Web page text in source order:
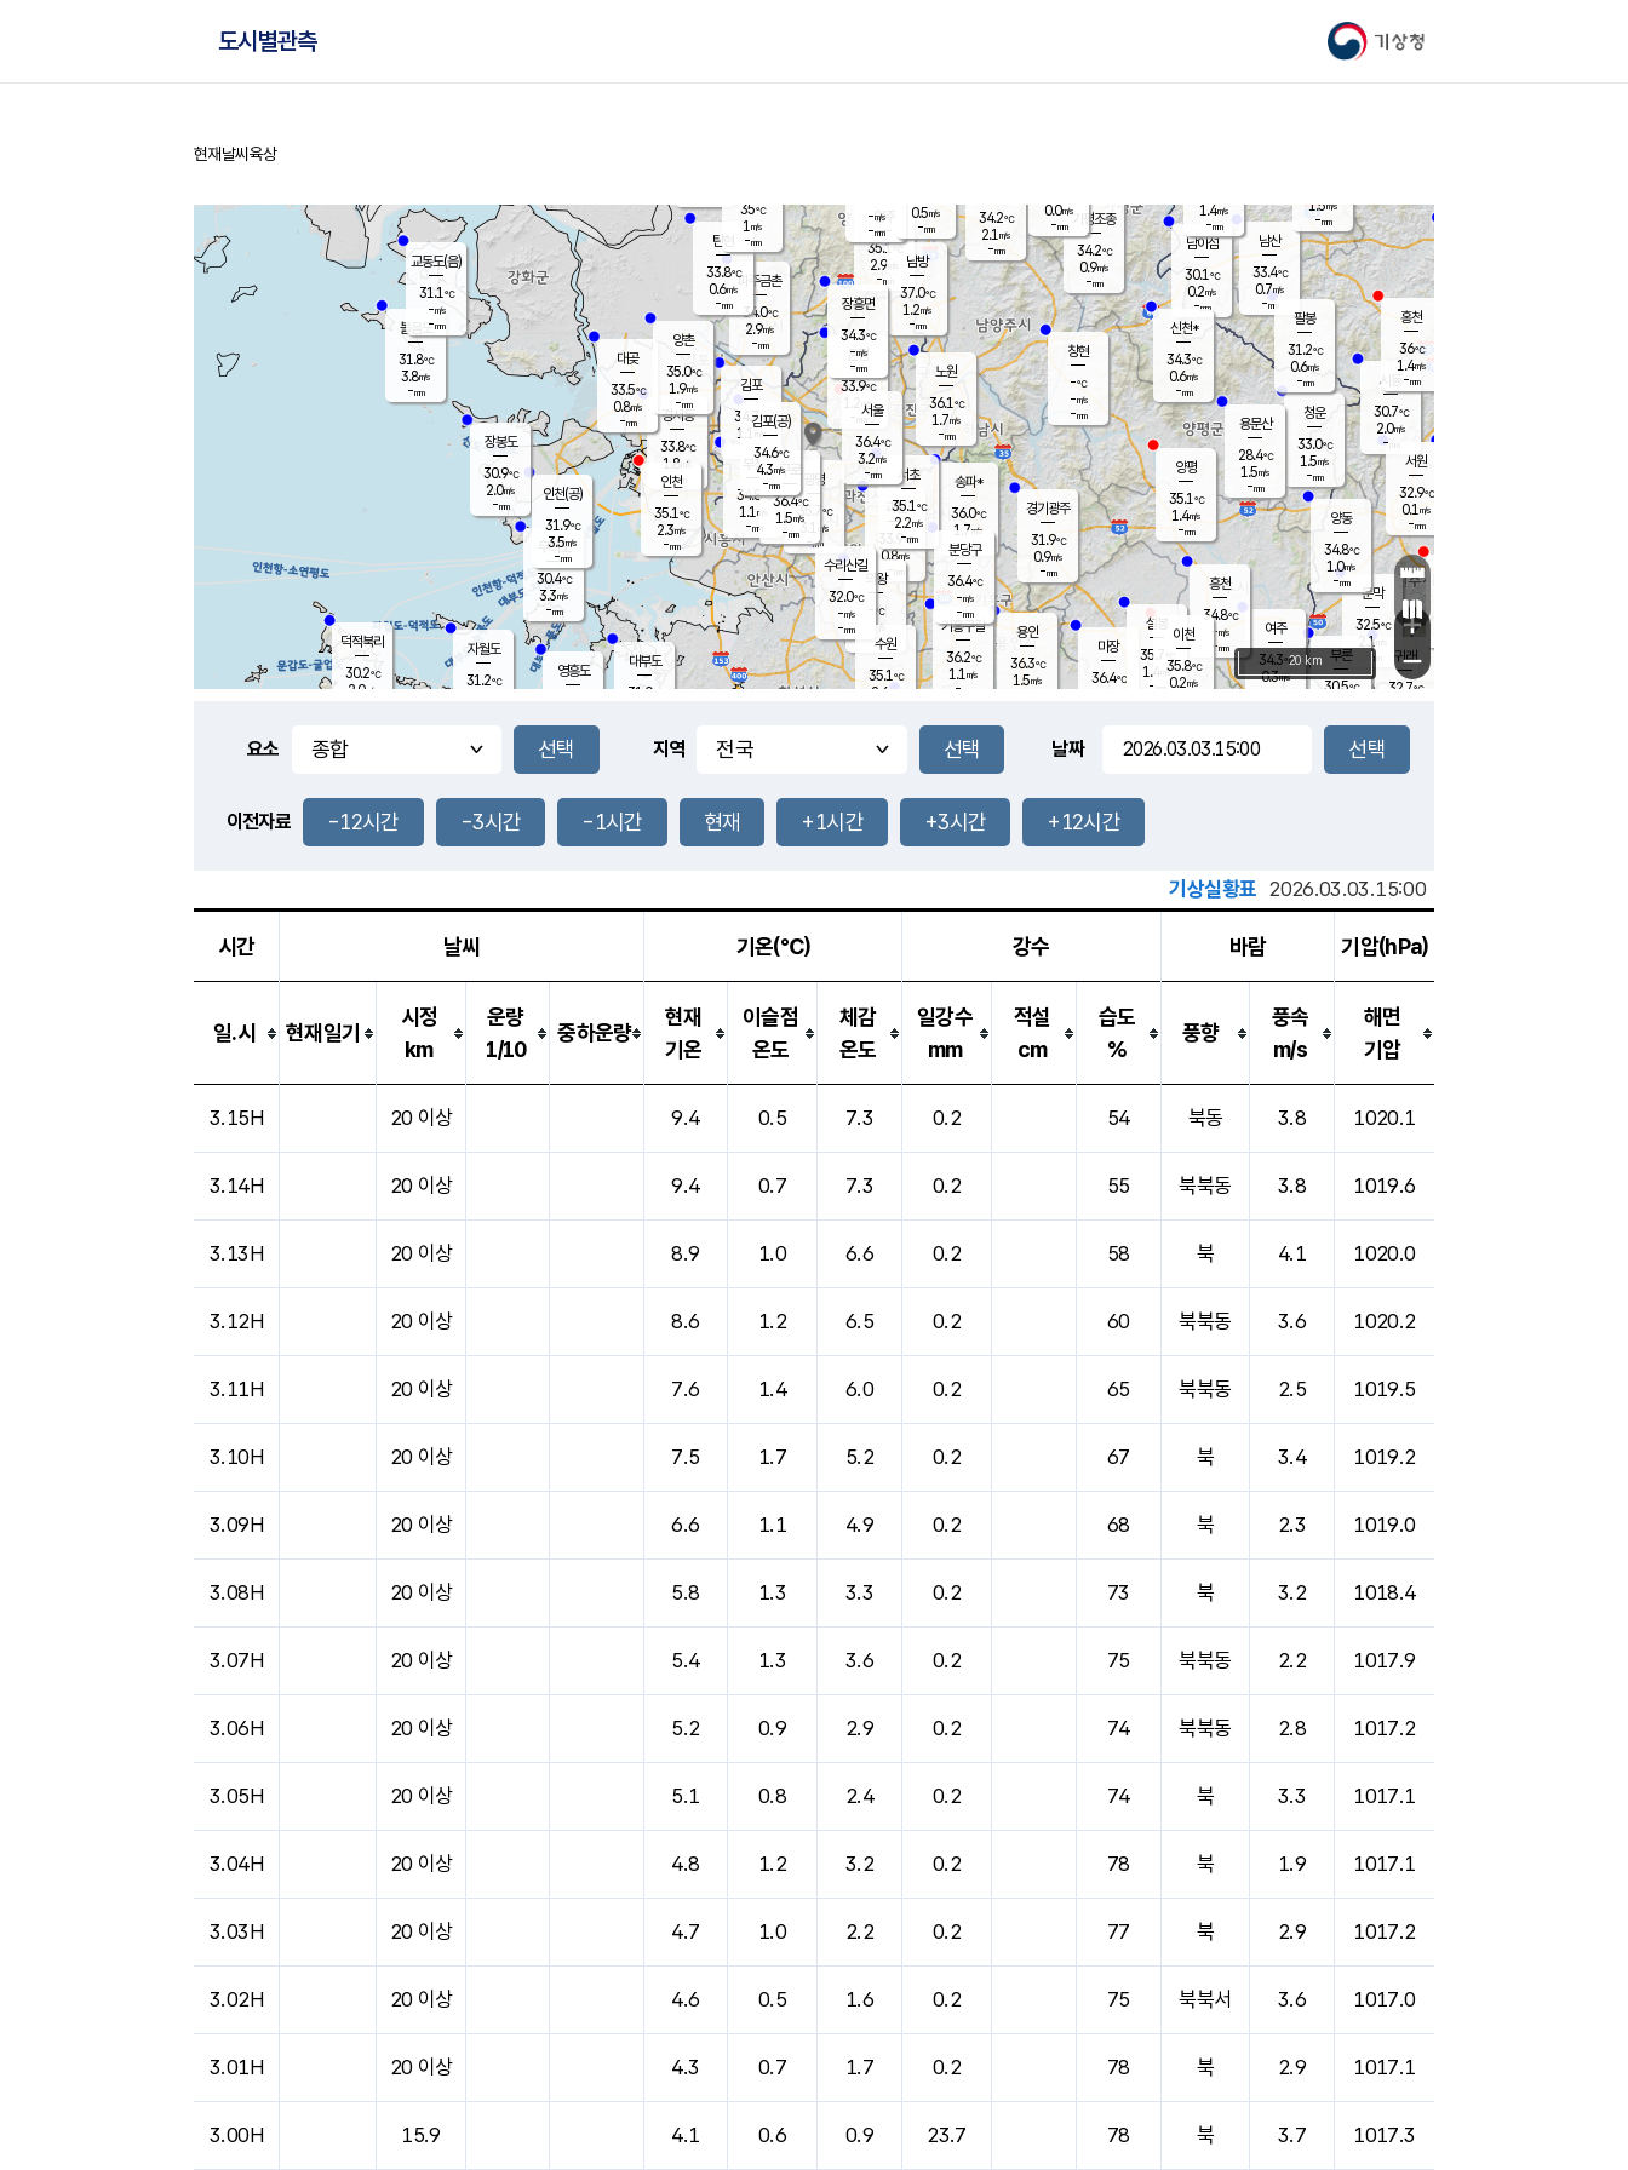
기상청
도시별관측
홈
현재날씨 육상
풍도
4.7m/s
문막
32.5℃
2.1m/s
mm
남이섬
30.1℃
0.2m/s
-mm
무의도
30.4℃
3.3m/s
-mm
영흥도
볼음도
31.8℃
3.8m/s
-mm
자월도
31.2℃
양주
35.1℃
2.9
-mm
부론
30.5℃
과천
33.9℃
0.8m/s
- mm
남산
33.4℃
0.7m/s
-mm
장봉도
30.9℃
2.0m/s
-mm
-mm
청운
33.0℃
1.5m/s
-mm
팔봉
31.2℃
0.6m/s
-mm
-mm
용인
36.3℃
1.5m/s
여주
34.3℃
0.3m/s
양동
34.8℃
1.0m/s
-mm
경기광주
31.9℃
0.9m/s
-mm
장호원
1.4m/s
-mm
32.8
℃
대부도
31.0
-
경서동
33.8℃
1.8 m/s
-mm
파주금촌
34.0℃
2.9m/s
-mm
가평조종
34.2℃
0.9m/s
-mm
34.2℃
2.1 m/s
-mm
대곶
33.5℃
0.8m/s
-mm
신천*
34.3℃
0.6m/s
-mm
창현
-℃
-m/s
-mm
탄현
33.8℃
0.6m/s
-mm
0.0m/s
-mm
37.3℃
0.2m/s
-mm
흥천
34.8℃
-m/s
-mm
마장
36.4℃
의왕
- ℃
m/s
mm
김포
34.7℃
1.1 m/s
mm
설봉
35.7
1.4 m/s
- mm
광명
35.7 ℃
3.1 m/s
-mm
부천
34.8℃
1.1 m/s
-mm
-mm
양촌
35.0℃
1.9m/s
-mm
구로
36.4℃
1.5m/s
-mm
은평
33.9℃
1.2 m/s
- mm
노원
36.1℃
1.7m/s
-mm
송파*
36.0℃
1.7m/s
-mm
서초
35.1℃
2.2m/s
-mm
남방
37.0℃
1.2m/s
-mm
기흥구갈
36.2℃
1.1 m/s
-
수리산길
32.0℃
-m/s
-mm
분당구
36.4℃
-m/s
-mm
장흥면
34.3℃
-m/s
-mm
-m/s
-mm
시동
30.7℃
2.0m/s
- mm
귀래
32.7℃
서원
32.9℃
0.1 m/s
-mm
용문산
28.4℃
1.5m/s
-mm
덕적북리
30.2℃
2.0m/s
인천(공)
31.9℃
3.5m/s
-mm
김포(공)
34.6℃
4.3m/s
-mm
교동도(음)
31.1℃
-m/s
-mm
홍천
36℃
1.4m/s
-mm
이천
35.8℃
0.2m/s
양평
35.1℃
1.4m/s
-mm
수원
35.1℃
2.6 m/s
인천
35.1℃
2.3m/s
-mm
서울
36.4℃
3.2m/s
-mm
1.5m/s
-mm
35℃
1 m/s
-mm
0.5m/s
-mm
+
−
20 km
요소 지역 날짜
이전자료 -12시간 -3시간 -1시간 현재 +1시간 +3시간 +12시간
기상실황표 2026.03.03.15:00
시간 날씨 기온(℃) 강수 바람 기압(hPa)
일.시 현재일기
시정
km
운량
1/10
중하운량
현재
기온
이슬점
온도
체감
온도
일강수
mm
적설
cm
습도
%
풍향
풍속
m/s
해면
기압
3.15H 20 이상 9.4 0.5 7.3 0.2 54 북동 3.8 1020.1
3.14H 20 이상 9.4 0.7 7.3 0.2 55 북북동 3.8 1019.6
3.13H 20 이상 8.9 1.0 6.6 0.2 58 북 4.1 1020.0
3.12H 20 이상 8.6 1.2 6.5 0.2 60 북북동 3.6 1020.2
3.11H 20 이상 7.6 1.4 6.0 0.2 65 북북동 2.5 1019.5
3.10H 20 이상 7.5 1.7 5.2 0.2 67 북 3.4 1019.2
3.09H 20 이상 6.6 1.1 4.9 0.2 68 북 2.3 1019.0
3.08H 20 이상 5.8 1.3 3.3 0.2 73 북 3.2 1018.4
3.07H 20 이상 5.4 1.3 3.6 0.2 75 북북동 2.2 1017.9
3.06H 20 이상 5.2 0.9 2.9 0.2 74 북북동 2.8 1017.2
3.05H 20 이상 5.1 0.8 2.4 0.2 74 북 3.3 1017.1
3.04H 20 이상 4.8 1.2 3.2 0.2 78 북 1.9 1017.1
3.03H 20 이상 4.7 1.0 2.2 0.2 77 북 2.9 1017.2
3.02H 20 이상 4.6 0.5 1.6 0.2 75 북북서 3.6 1017.0
3.01H 20 이상 4.3 0.7 1.7 0.2 78 북 2.9 1017.1
3.00H 15.9 4.1 0.6 0.9 23.7 78 북 3.7 1017.3